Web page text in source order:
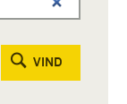
VIND